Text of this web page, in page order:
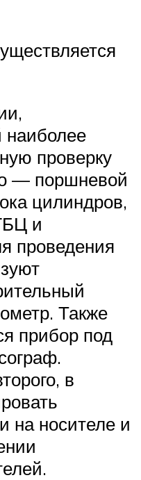
наиболее
проверку
— поршневой
цилиндров,
и
проведения
Также
прибор под
в
на носителе и